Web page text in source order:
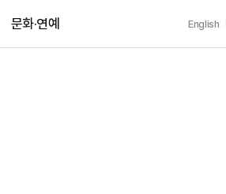
문화·연예 English